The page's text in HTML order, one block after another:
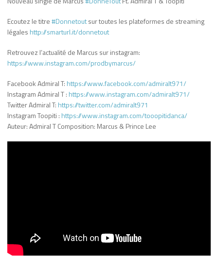
Ecoutez le titre#Donnetoutsur toutes les plateformes de streaming
légales http://smarturl.it/donnetout
Retrouvez l’actualité de Marcus sur instagram:
https://www.instagram.com/prodbymarcus/
Facebook Admiral T: https://www.facebook.com/admiralt971/
Instagram Admiral T : https://www.instagram.com/admiralt971/
Twitter Admiral T: https://twitter.com/admiralt971
Instagram Toopiti : https://www.instagram.com/tooopitidanca/
Auteur: Admiral T Composition: Marcus & Prince Lee